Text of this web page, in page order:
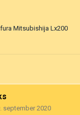
Mitsubishija Lx200
september 2020